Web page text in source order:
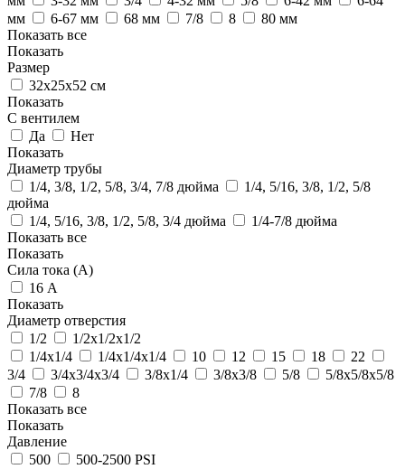
мм
6-67 мм 68 мм 7/8 8
80 мм
Показать все
Показать
Размер
32х25х52 см
Показать
С вентилем
Да
Нет
Показать
Диаметр трубы
1/4, 3/8, 1/2, 5/8, 3/4, 7/8 дюйма
1/4, 5/16, 3/8, 1/2, 5/8
дюйма
1/4, 5/16, 3/8, 1/2, 5/8, 3/4 дюйма
1/4-7/8 дюйма
Показать все
Показать
Сила тока (А)
16 А
Показать
Диаметр отверстия
1/2
1/2х1/2х1/2
1/4x1/4
1/4х1/4х1/4 10 12 15 18
22
3/4
3/4х3/4х3/4 3/8x1/4 3/8x3/8 5/8
5/8х5/8х5/8
7/8
8
Показать все
Показать
Давление
500
500-2500 PSI